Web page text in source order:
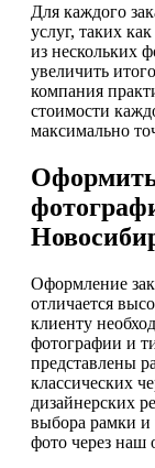
Для каждого
услуг, таких
из нескольких
увеличить
компания
стоимости
максимально
Оформить
Оформление
отличается
клиенту
фотографии и
представлены
классических
дизайнерских
выбора рамки и
фото через наш